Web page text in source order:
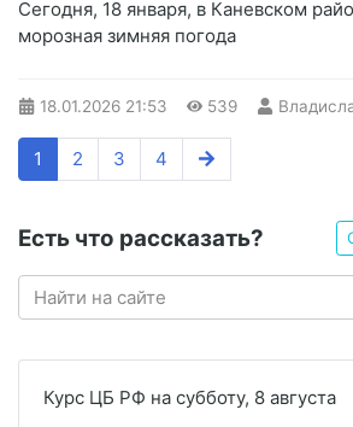
Сегодня, 18 января, в Каневском
морозная зимняя погода
18.01.2026 21:53 539
1 2 3 4
Есть что рассказать?
Курс ЦБ РФ на субботу, 8 августа